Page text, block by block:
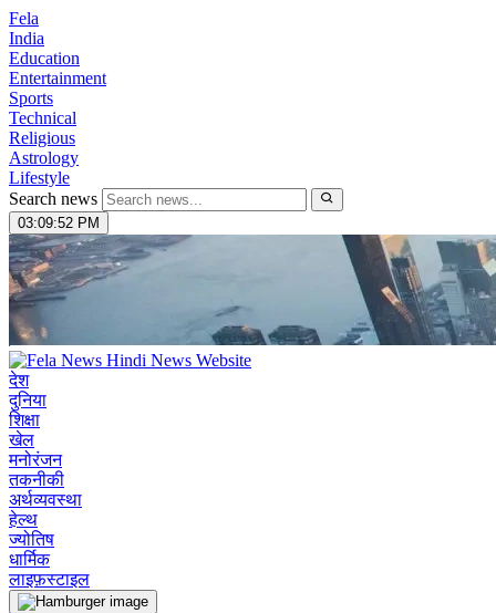
Fela
India
Education
Entertainment
Sports
Technical
Religious
Astrology
Lifestyle
Search news
03:09:53 PM
देश
दुनिया
शिक्षा
खेल
मनोरंजन
तकनीकी
अर्थव्यवस्था
हेल्थ
ज्योतिष
धार्मिक
लाइफ़स्टाइल